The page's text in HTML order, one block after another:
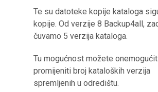
Te su datoteke kopije kataloga
kopije. Od verzije 8 Backup4all,
čuvamo 5 verzija kataloga.
Tu mogućnost možete
promijeniti broj kataloških verzija
spremljenih u odredištu.